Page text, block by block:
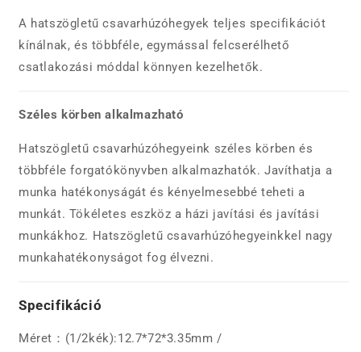
A hatszögletű csavarhúzóhegyek teljes specifikációt
kínálnak, és többféle, egymással felcserélhető
csatlakozási móddal könnyen kezelhetők.
Széles körben alkalmazható
Hatszögletű csavarhúzóhegyeink széles körben és
többféle forgatókönyvben alkalmazhatók. Javíthatja a
munka hatékonyságát és kényelmesebbé teheti a
munkát. Tökéletes eszköz a házi javítási és javítási
munkákhoz. Hatszögletű csavarhúzóhegyeinkkel nagy
munkahatékonyságot fog élvezni.
Specifikáció
Méret：(1/2kék):12.7*72*3.35mm /